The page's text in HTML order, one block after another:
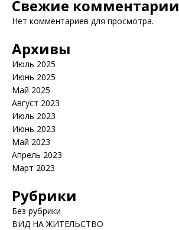
Свежие комментарии
Нет комментариев для просмотра.
Архивы
Июль 2025
Июнь 2025
Май 2025
Август 2023
Июль 2023
Июнь 2023
Май 2023
Апрель 2023
Март 2023
Рубрики
Без рубрики
ВИД НА ЖИТЕЛЬСТВО